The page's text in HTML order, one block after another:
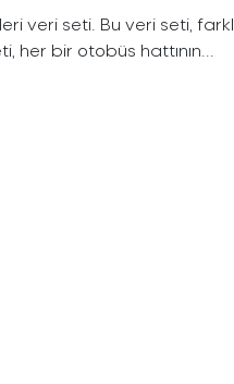
veri seti. Bu veri seti,
her bir otobüs hattının...